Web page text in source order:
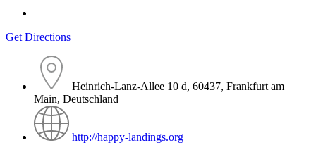
Get Directions
Heinrich-Lanz-Allee 10 d, 60437, Frankfurt am
Main, Deutschland
http://happy-landings.org